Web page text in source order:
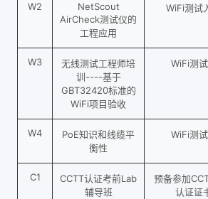
W2
NetScout
AirCheck测试仪的
工程应用
WiFi测试
W3
无线测试工程师培
训----基于
GBT32420标准的
WiFi项目验收
WiFi测
W4
PoE知识和线缆平
衡性
WiFi测
C1
CCTT认证考前Lab
辅导班
预备参加
认证证